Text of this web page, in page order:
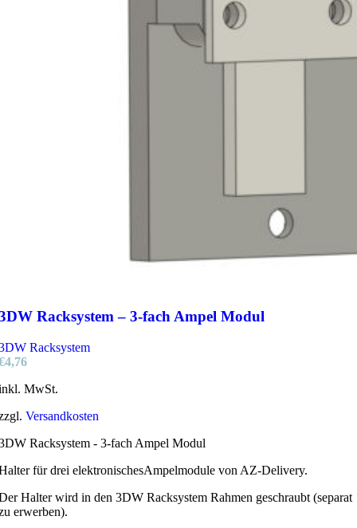
Racksystem – 3-fach Ampel Modul
Racksystem
4,76
MwSt.
Versandkosten
Racksystem - 3-fach Ampel Modul
für drei elektronischesAmpelmodule von AZ-Delivery.
Halter wird in den 3DW Racksystem Rahmen geschraubt (separat
erwerben).